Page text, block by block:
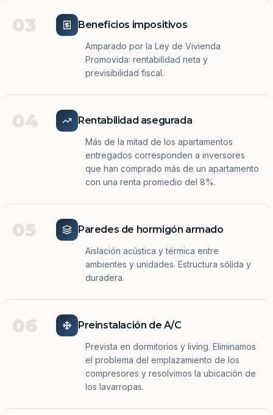
03 Beneficios impositivos
Amparado por la Ley de Vivienda
Promovida: rentabilidad neta y
previsibilidad fiscal.
04 Rentabilidad asegurada
Más de la mitad de los apartamentos
entregados corresponden a inversores
que han comprado más de un apartamento
con una renta promedio del 8%.
05 Paredes de hormigón armado
Aislación acústica y térmica entre
ambientes y unidades. Estructura sólida y
duradera.
06 Preinstalación de A/C
Prevista en dormitorios y living. Eliminamos
el problema del emplazamiento de los
compresores y resolvimos la ubicación de
los lavarropas.